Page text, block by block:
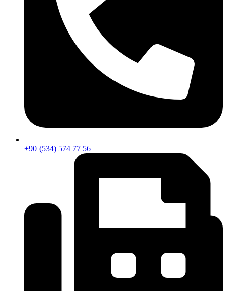
+90 (534) 574 77 56